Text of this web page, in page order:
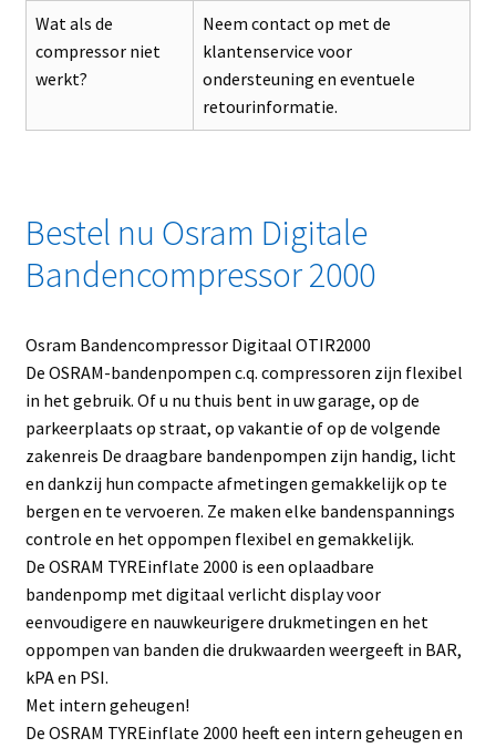
Wat als de
compressor niet
werkt?
Neem contact op met de
klantenservice voor
ondersteuning en eventuele
retourinformatie.
Bestel nu Osram Digitale
Bandencompressor 2000
Osram Bandencompressor Digitaal OTIR2000
De OSRAM-bandenpompen c.q. compressoren zijn flexibel
in het gebruik. Of u nu thuis bent in uw garage, op de
parkeerplaats op straat, op vakantie of op de volgende
zakenreis De draagbare bandenpompen zijn handig, licht
en dankzij hun compacte afmetingen gemakkelijk op te
bergen en te vervoeren. Ze maken elke bandenspannings
controle en het oppompen flexibel en gemakkelijk.
De OSRAM TYREinflate 2000 is een oplaadbare
bandenpomp met digitaal verlicht display voor
eenvoudigere en nauwkeurigere drukmetingen en het
oppompen van banden die drukwaarden weergeeft in BAR,
kPA en PSI.
Met intern geheugen!
De OSRAM TYREinflate 2000 heeft een intern geheugen en